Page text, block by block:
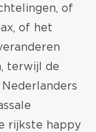
of
of het
terwijl de
rijkste happy